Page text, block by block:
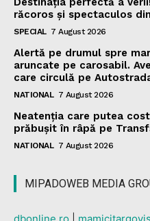
răcoros și spectaculos
SPECIAL 7 August 2026
Alertă pe drumul spre
aruncate pe carosabil.
care circulă pe
NATIONAL 7 August 2026
Neatenția care putea
prăbușit în râpă pe
NATIONAL 7 August 2026
MIPADOWEB MEDIA